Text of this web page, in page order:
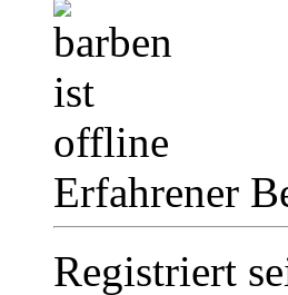
Erfahrener
Registriert